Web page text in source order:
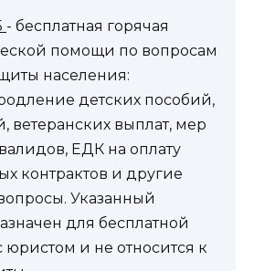
- бесплатная горячая
помощи по вопросам
населения:
детских пособий,
ветеранских выплат, мер
ЕДК на оплату
контрактов и другие
Указанный
для бесплатной
юристом и не относится к